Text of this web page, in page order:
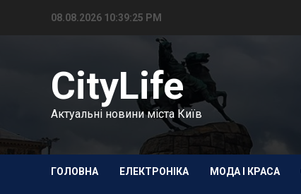
08.08.2026 10:39:26 PM
CityLife
Актуальні новини міста Київ
ГОЛОВНА ЕЛЕКТРОНІКА МОДА І КРАСА